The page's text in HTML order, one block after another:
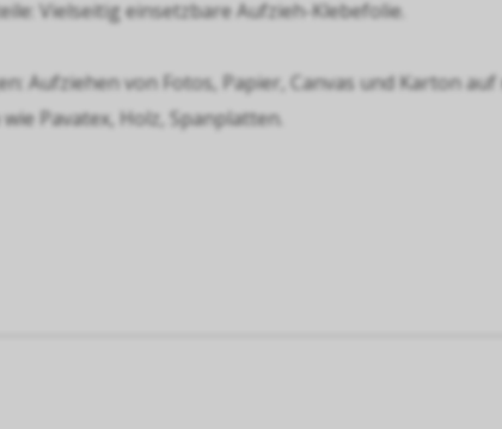
Vielseitig einsetzbare Aufzieh-Klebefolie.
Aufziehen von Fotos, Papier, Canvas und Karton
Pavatex, Holz, Spanplatten.